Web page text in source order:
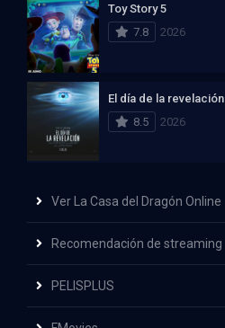
Toy Story 5
7.8
2026
El día de la revelación
8.5
2026
Ver La Casa del Dragón Online
Recomendación de streaming
PELISPLUS